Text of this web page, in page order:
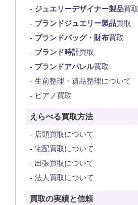
ジュエリーデザイナー製品買取
ブランドジュエリー製品買取
ブランドバッグ・財布買取
ブランド時計買取
ブランドアパレル買取
生前整理・遺品整理について
ピアノ買取
えらべる買取方法
店頭買取について
宅配買取について
出張買取について
法人買取について
買取の実績と信頼